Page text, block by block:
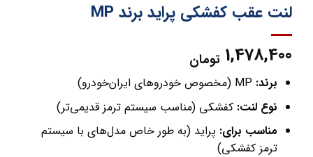
لنت عقب کفشکی پراید برند MP
1,478,400 تومان
برند:MP (مخصوص خودروهای ایران‌خودرو)
نوع لنت:کفشکی (مناسب سیستم ترمز قدیمی‌تر)
مناسب برای:پراید (به طور خاص مدل‌های با سیستم
ترمز کفشکی)